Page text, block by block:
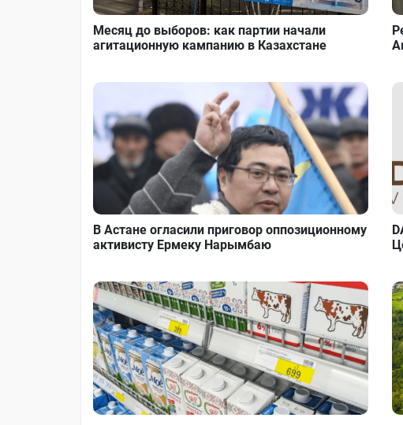
Месяц до выборов: как партии начали
агитационную кампанию в Казахстане
В Астане огласили приговор оппозиционному
активисту Ермеку Нарымбаю